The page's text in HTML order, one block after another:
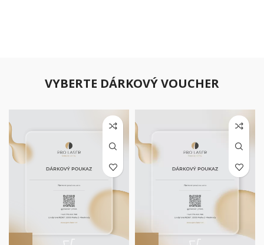
VYBERTE DÁRKOVÝ VOUCHER